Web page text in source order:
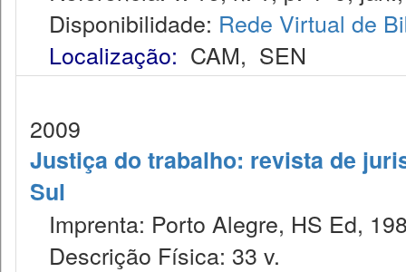
Disponibilidade: Rede Virtual de
Localização: CAM, SEN
2009
Justiça do trabalho: revista de
Sul
Imprenta: Porto Alegre, HS Ed,
Descrição Física: 33 v.